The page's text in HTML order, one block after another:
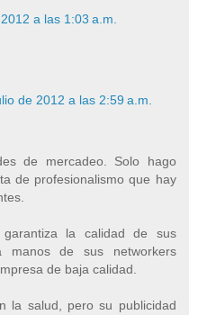
a las 1:03 a.m.
de 2012 a las 2:59 a.m.
de mercadeo. Solo hago
de profesionalismo que hay
la calidad de sus
de sus networkers
de baja calidad.
la salud, pero su publicidad